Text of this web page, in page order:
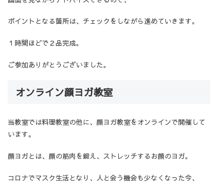
ポイントとなる箇所は、チェックをしながら進めていきます。
１時間ほどで２品完成。
ご参加ありがとうございました。
オンライン顔ヨガ教室
当教室では料理教室の他に、顔ヨガ教室をオンラインで開催して
います。
顔ヨガとは、顔の筋肉を鍛え、ストレッチするお顔のヨガ。
コロナでマスク生活となり、人と会う機会も少なくなった今、